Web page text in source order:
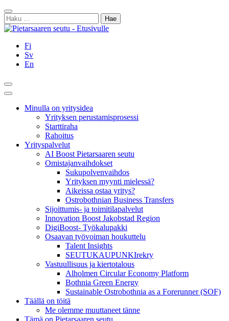
Siirry
sisältöön
Sulje
Haku:
Fi
Sv
En
Hae
Päävalikko
Minulla on yritysidea
Yrityksen perustamisprosessi
Starttiraha
Rahoitus
Yrityspalvelut
AI Boost Pietarsaaren seutu
Omistajanvaihdokset
Sukupolvenvaihdos
Yrityksen myynti mielessä?
Aikeissa ostaa yritys?
Ostrobothnian Business Transfers
Sijoittumis- ja toimitilapalvelut
Innovation Boost Jakobstad Region
DigiBoost- Työkalupakki
Osaavan työvoiman houkuttelu
Talent Insights
SEUTUKAUPUNKIrekry
Vastuullisuus ja kiertotalous
Alholmen Circular Economy Platform
Bothnia Green Energy
Sustainable Ostrobothnia as a Forerunner (SOF)
Täällä on töitä
Me olemme muuttaneet tänne
Tämä on Pietarsaaren seutu